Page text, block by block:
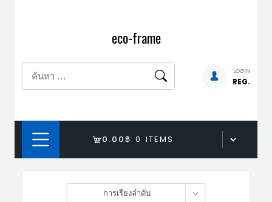
eco-frame
ค้นหา
สำหรับ:
LOGIN
REG.
0.00฿ 0 ITEMS
การเรียงลำดับ